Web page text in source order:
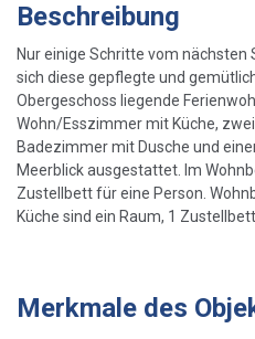
Beschreibung
Nur einige Schritte vom
sich diese gepflegte und
Obergeschoss liegende
Wohn/Esszimmer mit Küche,
Badezimmer mit Dusche und
Meerblick ausgestattet. Im
Zustellbett für eine Person.
Küche sind ein Raum, 1
Merkmale des